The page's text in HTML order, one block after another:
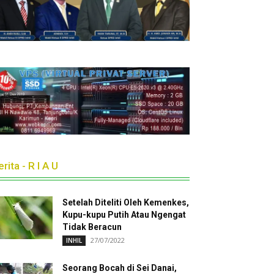
- R I A U
Setelah Diteliti Oleh Kemenkes,
Kupu-kupu Putih Atau Ngengat
Tidak Beracun
INHIL 27/07/2022
Seorang Bocah di Sei Danai,